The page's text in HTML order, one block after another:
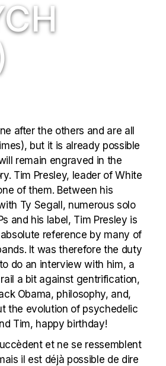
after the others and are all
but it is already possible
remain engraved in the
Tim Presley, leader of White
of them. Between his
Ty Segall, numerous solo
and his label, Tim Presley is
reference by many of
It was therefore the duty
do an interview with him, a
a bit against gentrification,
Obama, philosophy, and,
the evolution of psychedelic
Tim, happy birthday!
et ne se ressemblent
il est déjà possible de dire